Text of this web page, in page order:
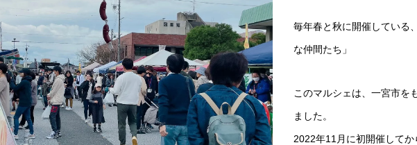
毎年春と秋に開催している
な仲間たち」
このマルシェは、一宮市を
ました。
2022年11月に初開催して